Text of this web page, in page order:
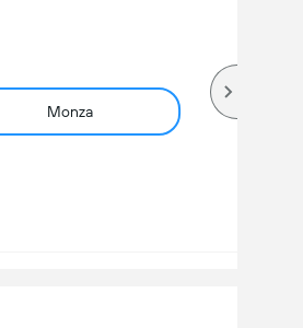
Monza